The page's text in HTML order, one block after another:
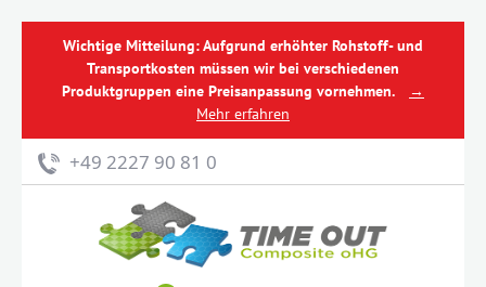
Wichtige Mitteilung: Aufgrund erhöhter Rohstoff- und
Transportkosten müssen wir bei verschiedenen
Produktgruppen eine Preisanpassung vornehmen.
→
Mehr erfahren
+49 2227 90 81 0